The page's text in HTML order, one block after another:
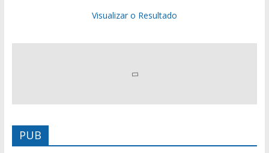
Visualizar o Resultado
PUB